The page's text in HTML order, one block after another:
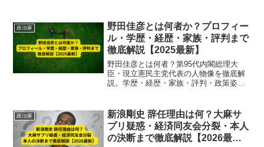
政治家
野田佳彦とは何者か？プロフィー
ル・学歴・経歴・家族・評判まで
徹底解説【2025最新】
野田佳彦とは何者？第95代内閣総理大
臣・現立憲民主党代表の人物像を徹底解
説。学歴・経歴・家族・評判・政策姿勢
政治家
新浪剛史 辞任理由は何？大麻サ
プリ疑惑・経済同友会分裂・本人
の決断まで徹底解説【2026最